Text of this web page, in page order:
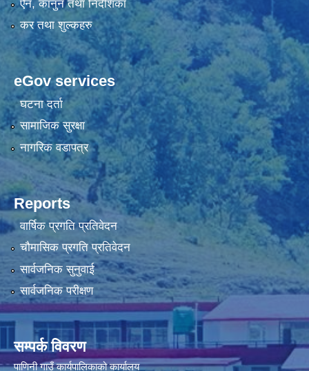
कर तथा शुल्कहरु
eGov services
घटना दर्ता
सामाजिक सुरक्षा
नागरिक वडापत्र
Reports
वार्षिक प्रगति प्रतिवेदन
चौमासिक प्रगति प्रतिवेदन
सार्वजनिक सुनुवाई
सार्वजनिक परीक्षण
सम्पर्क विवरण
पाणिनी गाउँ कार्यपालिकाको कार्यालय